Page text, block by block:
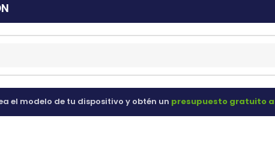
el modelo de tu dispositivo y obtén un presupuesto gratuito